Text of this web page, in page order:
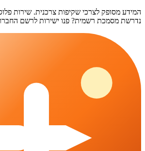
המידע מסופק לצרכי שקיפות צרכנית. שירות
נדרשת מסמכת רשמית? פנו ישירות לרשם